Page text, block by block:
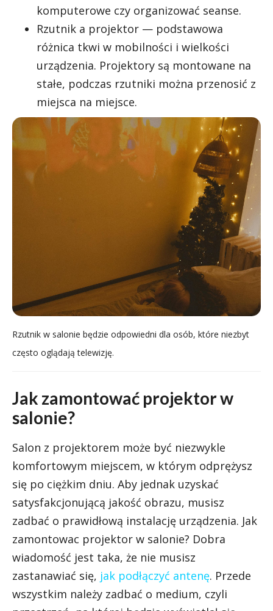
komputerowe czy organizować seanse.
Rzutnik a projektor — podstawowa
różnica tkwi w mobilności i wielkości
urządzenia. Projektory są montowane na
stałe, podczas rzutniki można przenosić z
miejsca na miejsce.
Rzutnik w salonie będzie odpowiedni dla osób, które niezbyt
często oglądają telewizję.
Jak zamontować projektor w
salonie?
Salon z projektorem może być niezwykle
komfortowym miejscem, w którym odprężysz
się po ciężkim dniu. Aby jednak uzyskać
satysfakcjonującą jakość obrazu, musisz
zadbać o prawidłową instalację urządzenia. Jak
zamontowac projektor w salonie? Dobra
wiadomość jest taka, że nie musisz
zastanawiać się, jak podłączyć antenę. Przede
wszystkim należy zadbać o medium, czyli